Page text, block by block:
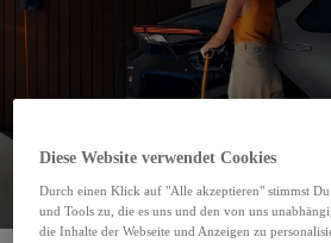
Diese Website verwendet Cookies
Durch einen Klick auf "Alle akzeptieren" stimmst
und Tools zu, die es uns und den von uns
die Inhalte der Webseite und Anzeigen zu